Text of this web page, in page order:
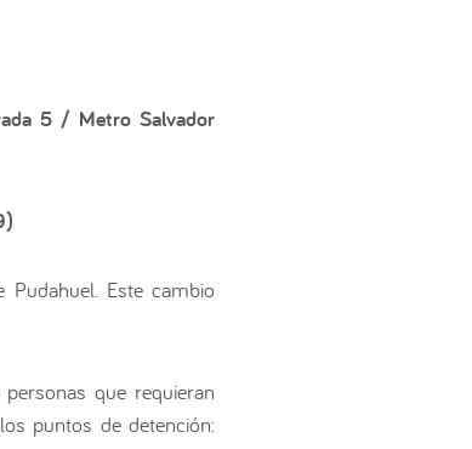
5 / Metro Salvador
Este cambio
que requieran
puntos de detención: